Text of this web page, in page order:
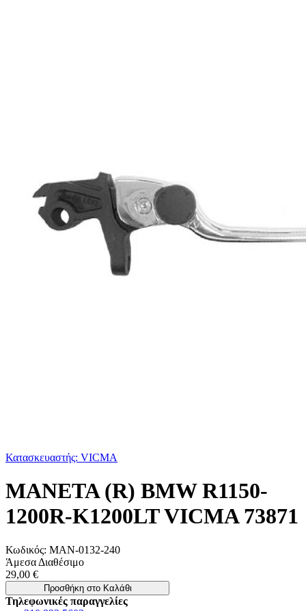
Κατασκευαστής: VICMA
MANETA (R) BMW R1150-
1200R-K1200LT VICMA 73871
Κωδικός: ΜΑΝ-0132-240
Άμεσα Διαθέσιμο
29,00 €
Προσθήκη στο Καλάθι
Τηλεφωνικές παραγγελίες